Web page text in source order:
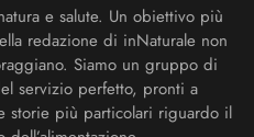
e salute. Un obiettivo più
redazione di inNaturale non
Siamo un gruppo di
servizio perfetto, pronti a
storie più particolari riguardo il